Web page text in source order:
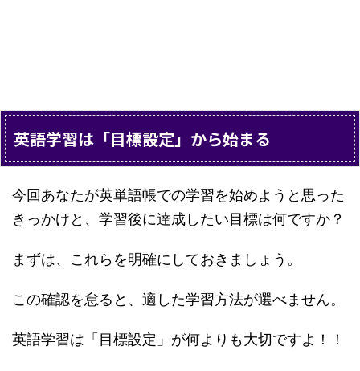
英語学習は「目標設定」から始まる
今回あなたが英単語帳での学習を始めようと思った
きっかけと、学習後に達成したい目標は何ですか？
まずは、これらを明確にしておきましょう。
この確認を怠ると、適した学習方法が選べません。
英語学習は「目標設定」が何よりも大切ですよ！！